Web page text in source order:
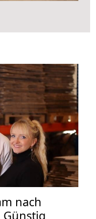
nach
Günstig